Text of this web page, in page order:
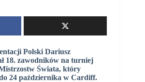
Polski Dariusz
18. zawodników na turniej
Świata, który
24 października w Cardiff.